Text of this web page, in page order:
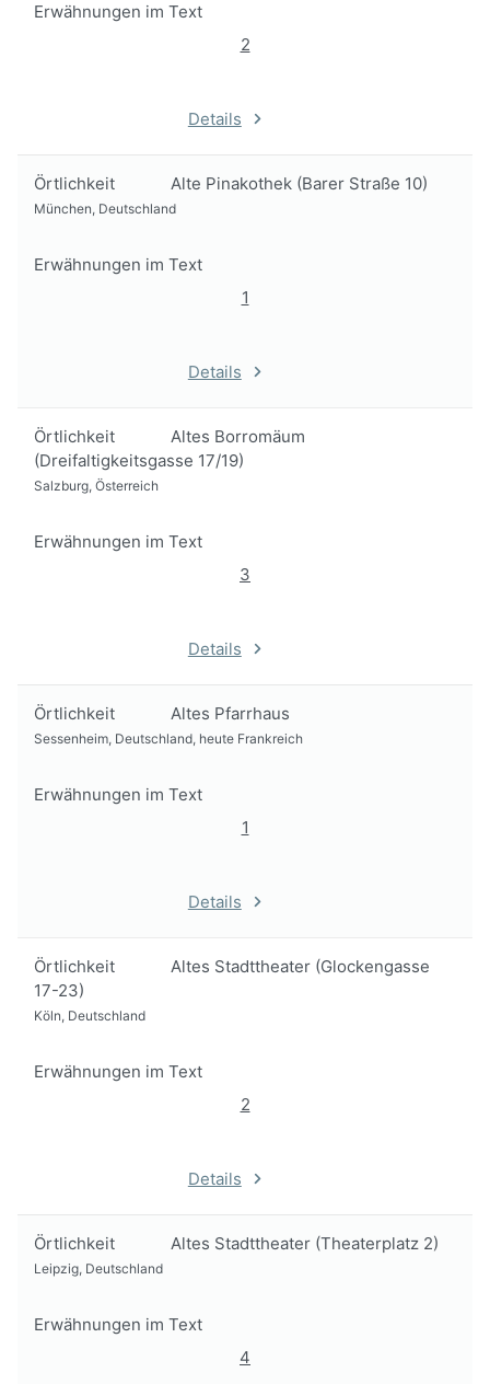
Erwähnungen im Text
2
Details
Örtlichkeit Alte Pinakothek (Barer Straße 10)
München, Deutschland
Erwähnungen im Text
1
Details
Örtlichkeit
Altes Borromäum
(Dreifaltigkeitsgasse 17/19)
Salzburg, Österreich
Erwähnungen im Text
3
Details
Örtlichkeit Altes Pfarrhaus
Sessenheim, Deutschland, heute Frankreich
Erwähnungen im Text
1
Details
Örtlichkeit
Altes Stadttheater (Glockengasse
17-23)
Köln, Deutschland
Erwähnungen im Text
2
Details
Örtlichkeit Altes Stadttheater (Theaterplatz 2)
Leipzig, Deutschland
Erwähnungen im Text
4